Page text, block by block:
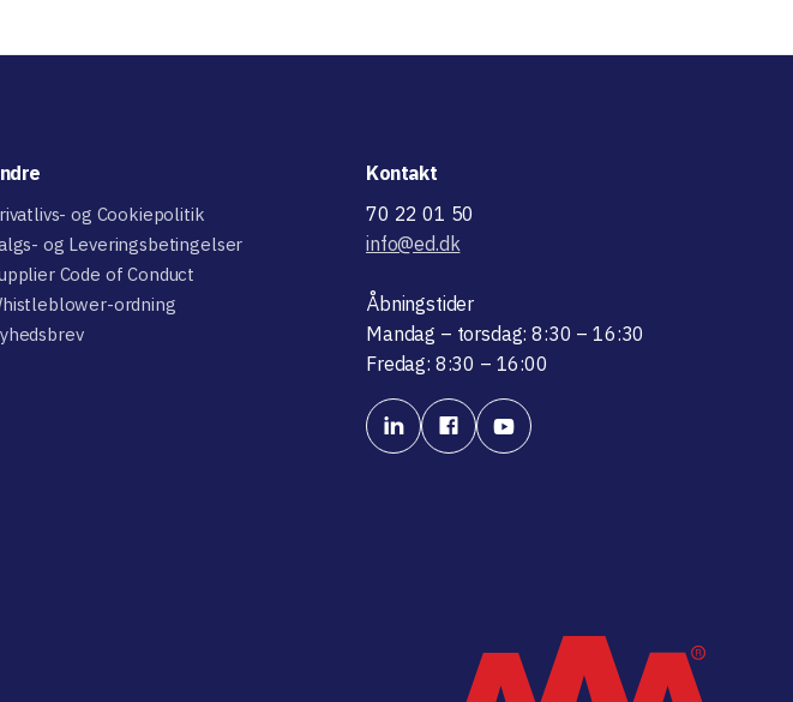
og Cookiepolitik
og Leveringsbetingelser
Code of Conduct
ordning
Kontakt
70 22 01 50
info@ed.dk
Åbningstider
Mandag – torsdag: 8:30 – 16:30
Fredag: 8:30 – 16:00